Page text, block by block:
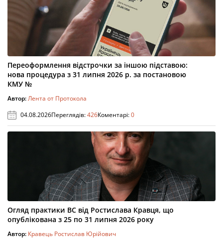
Переоформлення відстрочки за іншою підставою:
нова процедура з 31 липня 2026 р. за постановою
КМУ №
Автор:Лента от Протокола
04.08.2026Переглядів:426Коментарі:0
Огляд практики ВС від Ростислава Кравця, що
опублікована з 25 по 31 липня 2026 року
Автор: Кравець Ростислав Юрійович